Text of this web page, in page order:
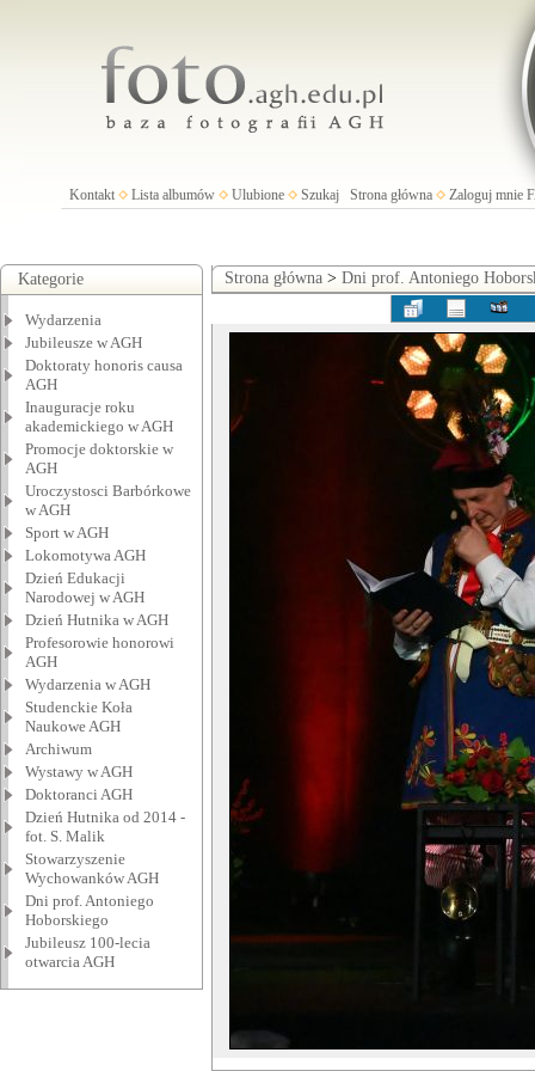
Kontakt Lista albumów Ulubione Szukaj Strona główna Zaloguj mnie
Kategorie
Wydarzenia
Jubileusze w AGH
Doktoraty honoris causa
AGH
Inauguracje roku
akademickiego w AGH
Promocje doktorskie w
AGH
Uroczystosci Barbórkowe
w AGH
Sport w AGH
Lokomotywa AGH
Dzień Edukacji
Narodowej w AGH
Dzień Hutnika w AGH
Profesorowie honorowi
AGH
Wydarzenia w AGH
Studenckie Koła
Naukowe AGH
Archiwum
Wystawy w AGH
Doktoranci AGH
Dzień Hutnika od 2014 -
fot. S. Malik
Stowarzyszenie
Wychowanków AGH
Dni prof. Antoniego
Hoborskiego
Jubileusz 100-lecia
otwarcia AGH
Strona główna > Dni prof. Antoniego